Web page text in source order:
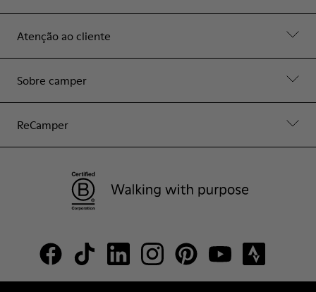
Atenção ao cliente
Sobre camper
ReCamper